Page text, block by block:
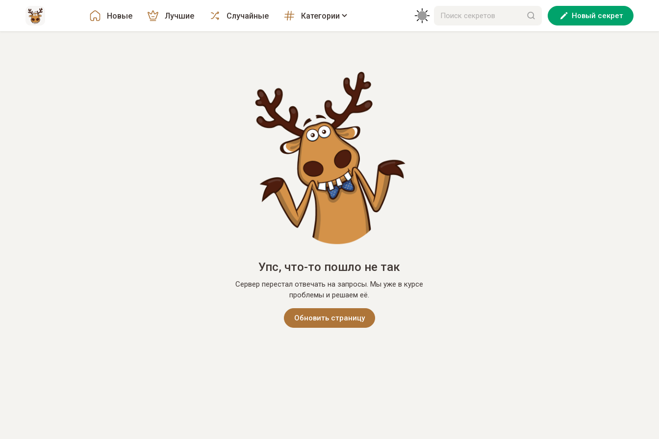
Новые Лучшие Случайные Категории Новый секрет
Упс, что-то пошло не так
Сервер перестал отвечать на запросы. Мы уже в курсе
проблемы и решаем её.
Обновить страницу